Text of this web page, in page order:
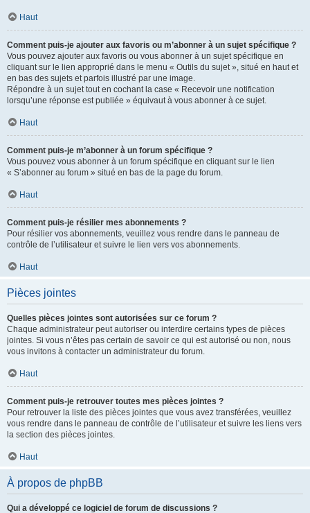
Haut
Comment puis-je ajouter aux favoris ou m’abonner à un sujet spécifique ?
Vous pouvez ajouter aux favoris ou vous abonner à un sujet spécifique en
cliquant sur le lien approprié dans le menu « Outils du sujet », situé en haut et
en bas des sujets et parfois illustré par une image.
Répondre à un sujet tout en cochant la case « Recevoir une notification
lorsqu’une réponse est publiée » équivaut à vous abonner à ce sujet.
Haut
Comment puis-je m’abonner à un forum spécifique ?
Vous pouvez vous abonner à un forum spécifique en cliquant sur le lien
« S’abonner au forum » situé en bas de la page du forum.
Haut
Comment puis-je résilier mes abonnements ?
Pour résilier vos abonnements, veuillez vous rendre dans le panneau de
contrôle de l’utilisateur et suivre le lien vers vos abonnements.
Haut
Pièces jointes
Quelles pièces jointes sont autorisées sur ce forum ?
Chaque administrateur peut autoriser ou interdire certains types de pièces
jointes. Si vous n’êtes pas certain de savoir ce qui est autorisé ou non, nous
vous invitons à contacter un administrateur du forum.
Haut
Comment puis-je retrouver toutes mes pièces jointes ?
Pour retrouver la liste des pièces jointes que vous avez transférées, veuillez
vous rendre dans le panneau de contrôle de l’utilisateur et suivre les liens vers
la section des pièces jointes.
Haut
À propos de phpBB
Qui a développé ce logiciel de forum de discussions ?